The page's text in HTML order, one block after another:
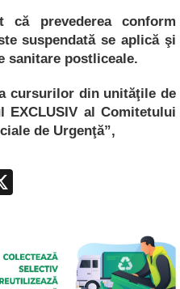
că prevederea conform
suspendată se aplică şi
sanitare postliceale.
cursurilor din unităţile de
al Comitetului
de Urgenţă”,